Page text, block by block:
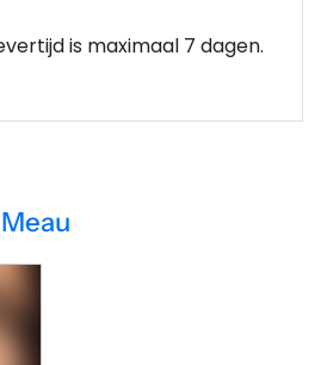
is maximaal 7 dagen.
Meau